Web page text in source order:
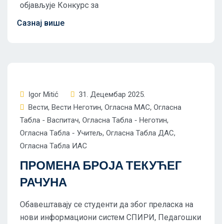
објављује Конкурс за
Igor Mitić
31. Децембар 2025.
Вести, Вести Неготин, Огласна МАС, Огласна
Табла - Васпитач, Огласна Табла - Неготин,
Огласна Табла - Учитељ, Огласна Табла ДАС,
Огласна Табла ИАС
ПРОМЕНА БРОЈА ТЕКУЋЕГ
РАЧУНА
Обавештавају се студенти да због преласка на
нови информациони систем СПИРИ, Педагошки